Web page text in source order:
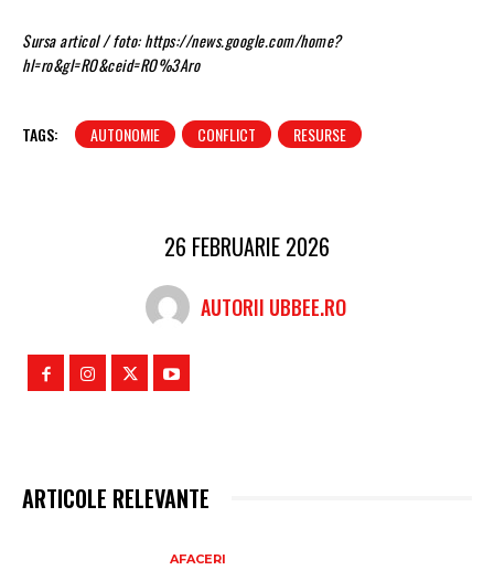
Sursa articol / foto: https://news.google.com/home?
hl=ro&gl=RO&ceid=RO%3Aro
TAGS: AUTONOMIE CONFLICT RESURSE
26 FEBRUARIE 2026
AUTORII UBBEE.RO
ARTICOLE RELEVANTE
AFACERI